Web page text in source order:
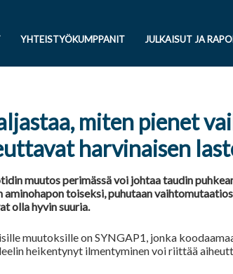
YHTEISTYÖKUMPPANIT JULKAISUT JA
miten pienet
harvinaisen
muutos perimässä voi johtaa taudin
aminohapon toiseksi, puhutaan
olla hyvin suuria.
muutoksille onSYNGAP1, jonka
heikentynyt ilmentyminen voi riittää